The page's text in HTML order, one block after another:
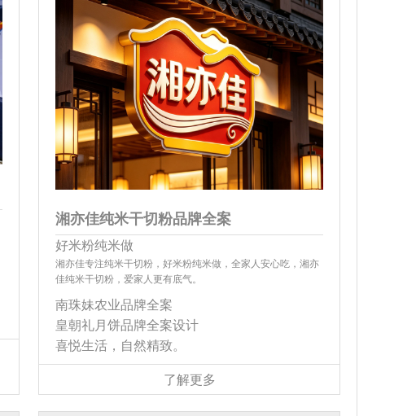
湘亦佳纯米干切粉品牌全案
好米粉纯米做
湘亦佳专注纯米干切粉，好米粉纯米做，全家人安心吃，湘亦
佳纯米干切粉，爱家人更有底气。
南珠妹农业品牌全案
皇朝礼月饼品牌全案设计
喜悦生活，自然精致。
了解更多